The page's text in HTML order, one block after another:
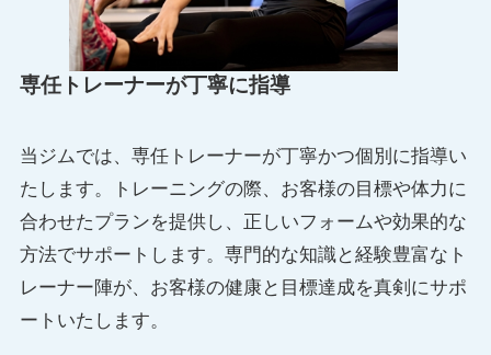
専任トレーナーが丁寧に指導
当ジムでは、専任トレーナーが丁寧かつ個別に指導い
たします。トレーニングの際、お客様の目標や体力に
合わせたプランを提供し、正しいフォームや効果的な
方法でサポートします。専門的な知識と経験豊富なト
レーナー陣が、お客様の健康と目標達成を真剣にサポ
ートいたします。